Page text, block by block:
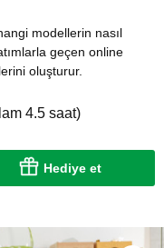
modellerin nasıl
geçen online
oluşturur.
4.5 saat)
Hediye et